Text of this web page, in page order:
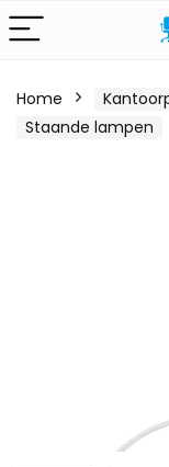
Home
Staande lampen